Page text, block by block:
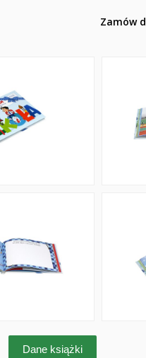
Zamów
Dane książki